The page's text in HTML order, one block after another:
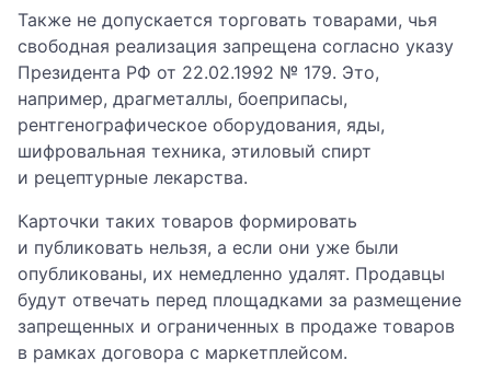
Также не допускается торговать товарами, чья
свободная реализация запрещена согласно указу
Президента РФ от 22.02.1992 № 179. Это,
например, драгметаллы, боеприпасы,
рентгенографическое оборудования, яды,
шифровальная техника, этиловый спирт
и рецептурные лекарства.
Карточки таких товаров формировать
и публиковать нельзя, а если они уже были
опубликованы, их немедленно удалят. Продавцы
будут отвечать перед площадками за размещение
запрещенных и ограниченных в продаже товаров
в рамках договора с маркетплейсом.